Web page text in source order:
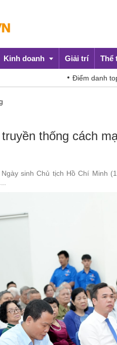
Kinh doanh Giải trí Thể
Điểm danh top những deal
thống cách
sinh Chủ tịch Hồ Chí Minh